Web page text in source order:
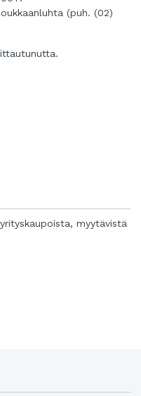
(puh. (02)
myytävistä